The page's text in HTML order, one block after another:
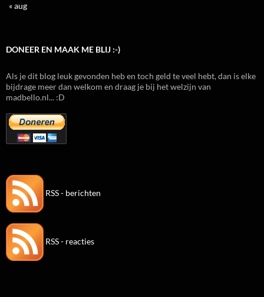
« aug
DONEER EN MAAK ME BLIJ :-)
Als je dit blog leuk gevonden heb en toch geld te veel hebt, dan is elke
bijdrage meer dan welkom en draag je bij het welzijn van
madbello.nl... :D
RSS - berichten
RSS - reacties